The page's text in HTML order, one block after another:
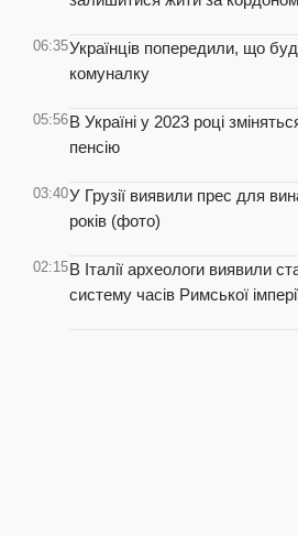
06:35Українців попередили, що
комуналку
05:56В Україні у 2023 році
пенсію
03:40У Грузії виявили прес для
років (фото)
02:15В Італії археологи виявили
систему часів Римської